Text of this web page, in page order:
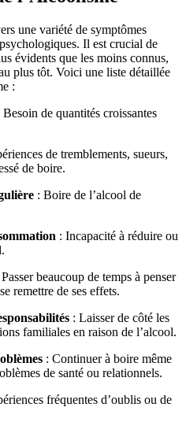
une variété de symptômes
Il est crucial de
évidents que les moins connus,
plus tôt. Voici une liste détaillée
:
Besoin de quantités croissantes
de tremblements, sueurs,
de boire.
: Boire de l’alcool de
: Incapacité à réduire ou
beaucoup de temps à penser
remettre de ses effets.
: Laisser de côté les
familiales en raison de l’alcool.
: Continuer à boire même
de santé ou relationnels.
fréquentes d’oublis ou de